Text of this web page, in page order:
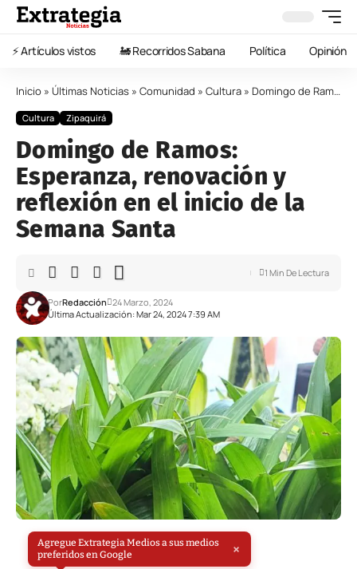
⚡️ Artículos vistos 🚂 Recorridos Sabana Política Opinión
Inicio » Últimas Noticias » Comunidad » Cultura » Domingo de Ramos: Esperanza, renovación y reflexión en el inicio de la Semana Santa
Cultura Zipaquirá
Domingo de Ramos:
Esperanza, renovación y
reflexión en el inicio de la
Semana Santa
Última Actualización: Mar 24, 2024 7:39 AM
PorRedacción 24 Marzo, 2024
1 Min De Lectura
Agregue Extrategia Medios a sus medios
preferidos en Google
×